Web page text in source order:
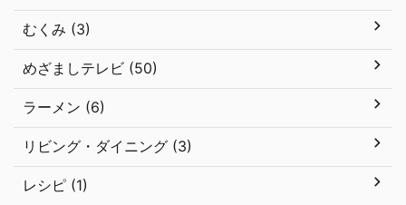
むくみ (3)
めざましテレビ (50)
ラーメン (6)
リビング・ダイニング (3)
レシピ (1)